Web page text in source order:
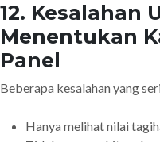
12. Kesalahan
Menentukan
Panel
Beberapa kesalahan yang
Hanya melihat nilai